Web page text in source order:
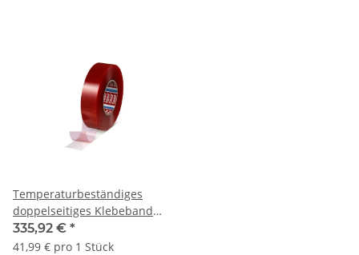
Temperaturbeständiges
doppelseitiges Klebeband
tesa® 4965, 205 μ | 38 mm x
50 lfm. | VE = 8 Stk.
335,92 € *
41,99 € pro 1 Stück